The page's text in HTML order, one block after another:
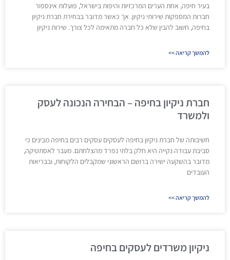
בעיר חיפה, אחת הערים המרכזיות והיפות בישראל, פועלות אינספור
חברות המספקות שירותי ניקיון. אך כאשר מדובר בבחירת חברת ניקיון
בחיפה, חשוב להבין שלא כל חברה מתאימה לכל צורך. שירות ניקיון
להמשך קריאה >>
חברת ניקיון בחיפה – הבחירה הנכונה לעסק
ולמשרד
חשיבותה של חברת ניקיון בחיפה לעסקים עסקים רבים בחיפה מבינים כי
סביבת עבודה נקייה היא חלק בלתי נפרד מהצלחתם. מעבר לאסתטיקה,
מדובר בהשקעה ישירה ברושם הראשוני שמקבלים הלקוחות, ובבריאות
העובדים
להמשך קריאה >>
ניקיון משרדים לעסקים בחיפה